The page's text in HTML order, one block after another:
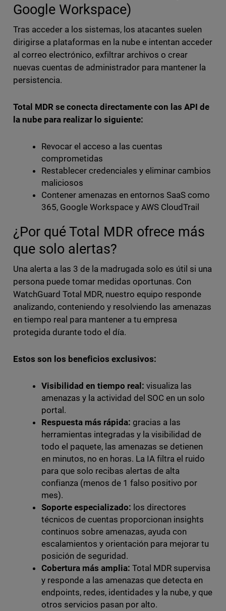
Google Workspace)
Tras acceder a los sistemas, los atacantes suelen
dirigirse a plataformas en la nube e intentan acceder
al correo electrónico, exfiltrar archivos o crear
nuevas cuentas de administrador para mantener la
persistencia.
Total MDR se conecta directamente con las API de
la nube para realizar lo siguiente:
Revocar el acceso a las cuentas
comprometidas
Restablecer credenciales y eliminar cambios
maliciosos
Contener amenazas en entornos SaaS como
365, Google Workspace y AWS CloudTrail
¿Por qué Total MDR ofrece más
que solo alertas?
Una alerta a las 3 de la madrugada solo es útil si una
persona puede tomar medidas oportunas. Con
WatchGuard Total MDR, nuestro equipo responde
analizando, conteniendo y resolviendo las amenazas
en tiempo real para mantener a tu empresa
protegida durante todo el día.
Estos son los beneficios exclusivos:
Visibilidad en tiempo real: visualiza las
amenazas y la actividad del SOC en un solo
portal.
Respuesta más rápida: gracias a las
herramientas integradas y la visibilidad de
todo el paquete, las amenazas se detienen
en minutos, no en horas. La IA filtra el ruido
para que solo recibas alertas de alta
confianza (menos de 1 falso positivo por
mes).
Soporte especializado: los directores
técnicos de cuentas proporcionan insights
continuos sobre amenazas, ayuda con
escalamientos y orientación para mejorar tu
posición de seguridad.
Cobertura más amplia: Total MDR supervisa
y responde a las amenazas que detecta en
endpoints, redes, identidades y la nube, y que
otros servicios pasan por alto.